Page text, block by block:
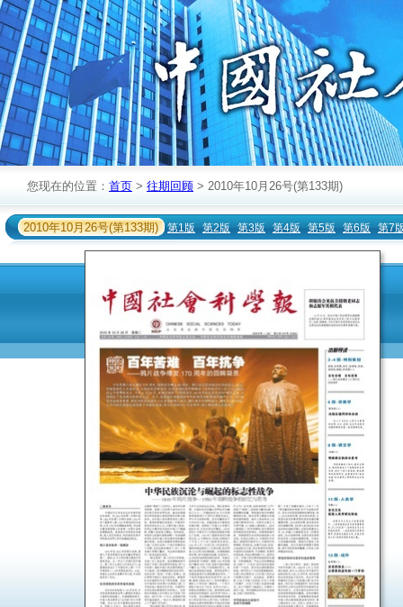
您现在的位置： 首页 > 往期回顾 > 2010年10月26号(第133期)
2010年10月26号(第133期) 第1版 第2版 第3版 第4版 第5版 第6版 第7